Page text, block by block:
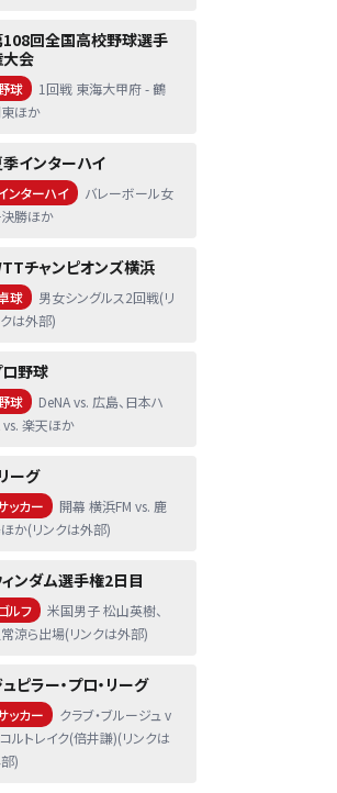
回全国高校野球選手
会
球
1回戦 東海大甲府 - 鶴
ほか
インターハイ
ンターハイ
バレーボール女
勝ほか
チャンピオンズ横浜
球
男女シングルス2回戦(リ
は外部)
ロ野球
球
DeNA vs. 広島、日本ハ
vs. 楽天ほか
ーグ
ッカー
開幕 横浜FM vs. 鹿
か(リンクは外部)
ィンダム選手権2日目
ゴルフ
米国男子 松山英樹、
涼ら出場(リンクは外部)
ピラー・プロ・リーグ
ッカー
クラブ・ブルージュ v
ルトレイク(倍井謙)(リンクは
)